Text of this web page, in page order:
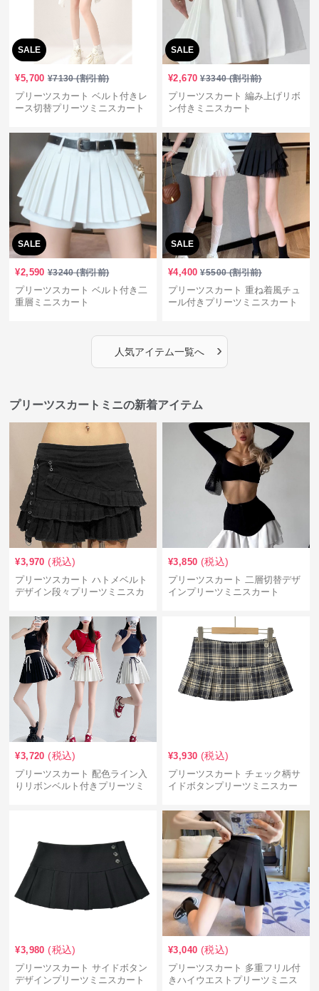
SALE
¥5,700 ¥7130(割引前)
プリーツスカート ベルト付きレ
ース切替プリーツミニスカート
SALE
¥2,670 ¥3340(割引前)
プリーツスカート 編み上げリボ
ン付きミニスカート
SALE
¥2,590 ¥3240(割引前)
プリーツスカート ベルト付き二
重層ミニスカート
SALE
¥4,400 ¥5500(割引前)
プリーツスカート 重ね着風チュ
ール付きプリーツミニスカート
人気アイテム一覧へ ›
プリーツスカートミニの新着アイテム
¥3,970 (税込)
プリーツスカート ハトメベルト
デザイン段々プリーツミニスカ
¥3,850 (税込)
プリーツスカート 二層切替デザ
インプリーツミニスカート
¥3,720 (税込)
プリーツスカート 配色ライン入
りリボンベルト付きプリーツミ
¥3,930 (税込)
プリーツスカート チェック柄サ
イドボタンプリーツミニスカー
¥3,980 (税込)
プリーツスカート サイドボタン
デザインプリーツミニスカート
¥3,040 (税込)
プリーツスカート 多重フリル付
きハイウエストプリーツミニス